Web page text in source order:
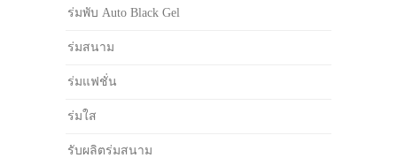
ร่มพับ Auto Black Gel
ร่มสนาม
ร่มแฟชั่น
ร่มใส
รับผลิตร่มสนาม